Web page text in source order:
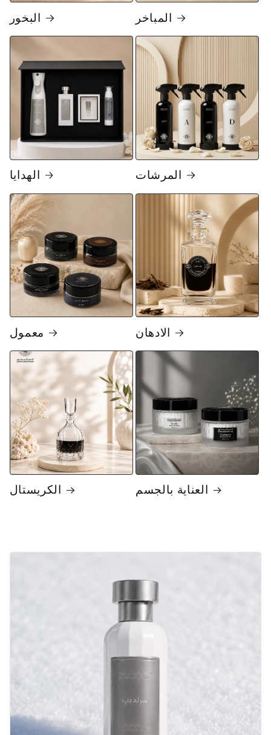
البخور المباخر
الهدايا المرشات
معمول الادهان
الكريستال العناية بالجسم